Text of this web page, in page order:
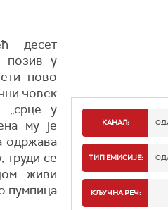
десет
позив у
ново
човек
„срце у
му је
одржава
труди се
живи
пумпица
КАНАЛ:
ТИП ЕМИСИЈЕ:
КЉУЧНА РЕЧ: